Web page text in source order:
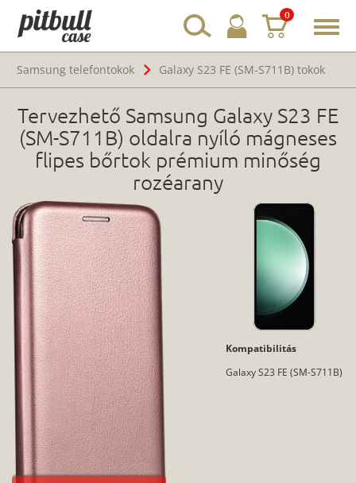
0
Samsung telefontokok
Galaxy S23 FE (SM-S711B) tokok
Tervezhető Samsung Galaxy S23 FE
(SM-S711B) oldalra nyíló mágneses
flipes bőrtok prémium minőség
rozéarany
Kompatibilitás
Galaxy S23 FE (SM-S711B)